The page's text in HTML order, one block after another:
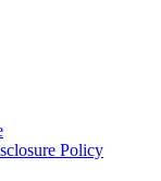
Policy